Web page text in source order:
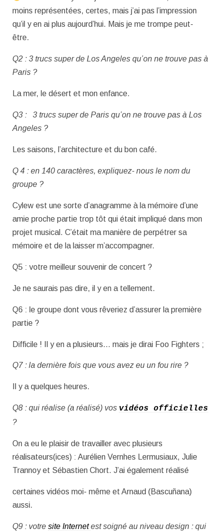
moins représentées, certes, mais j’ai pas l’impression
qu’il y en ai plus aujourd’hui. Mais je me trompe peut-
être.
Q2 : 3 trucs super de Los Angeles qu’on ne trouve pas à
Paris ?
La mer, le désert et mon enfance.
Q3 : 3 trucs super de Paris qu’on ne trouve pas à Los
Angeles ?
Les saisons, l’architecture et du bon café.
Q 4 : en 140 caractères, expliquez- nous le nom du
groupe ?
Cylew est une sorte d’anagramme à la mémoire d’une
amie proche partie trop tôt qui était impliqué dans mon
projet musical. C’était ma manière de perpétrer sa
mémoire et de la laisser m’accompagner.
Q5 : votre meilleur souvenir de concert ?
Je ne saurais pas dire, il y en a tellement.
Q6 : le groupe dont vous rêveriez d’assurer la première
partie ?
Difficile ! Il y en a plusieurs… mais je dirai Foo Fighters ;
Q7 : la dernière fois que vous avez eu un fou rire ?
Il y a quelques heures.
Q8 : qui réalise (a réalisé) vos vidéos officielles
?
On a eu le plaisir de travailler avec plusieurs
réalisateurs(ices) : Aurélien Vernhes Lermusiaux, Julie
Trannoy et Sébastien Chort. J’ai également réalisé
certaines vidéos moi- même et Arnaud (Bascuñana)
aussi.
Q9 : votre site Internetest soigné au niveau design : qui